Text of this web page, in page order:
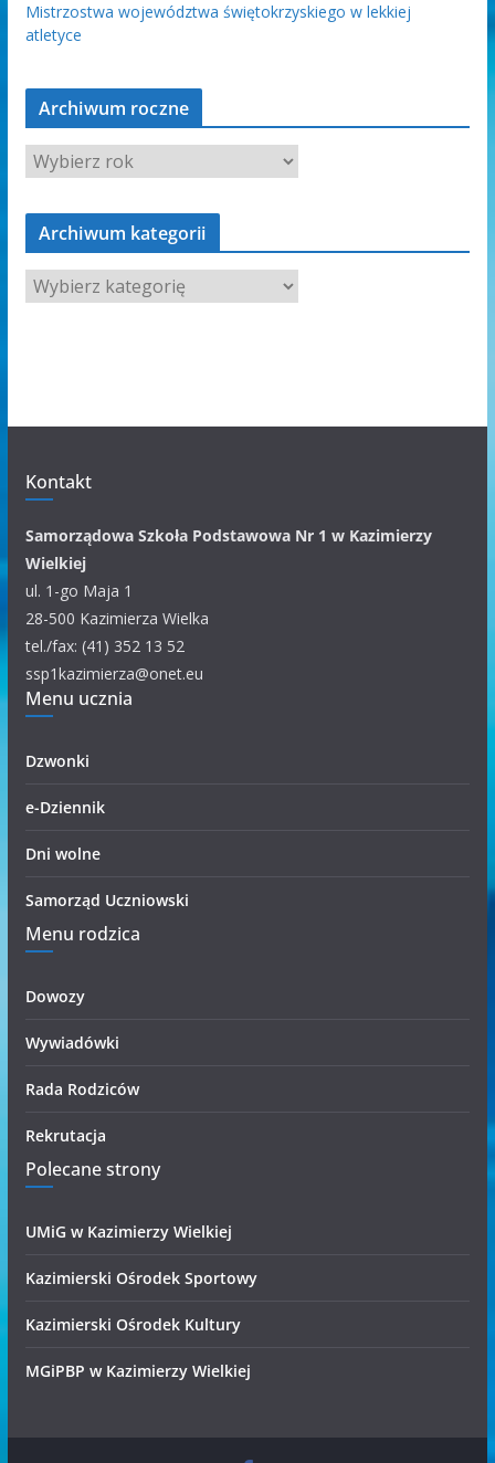
Mistrzostwa województwa świętokrzyskiego w lekkiej
atletyce
Archiwum roczne
Archiwum kategorii
A
r
m
k
a
t
e
g
o
r
i
i
Kontakt
Samorządowa Szkoła Podstawowa Nr 1 w Kazimierzy
Wielkiej
ul. 1-go Maja 1
28-500 Kazimierza Wielka
tel./fax: (41) 352 13 52
ssp1kazimierza@onet.eu
Menu ucznia
Dzwonki
e-Dziennik
Dni wolne
Samorząd Uczniowski
Menu rodzica
Dowozy
Wywiadówki
Rada Rodziców
Rekrutacja
Polecane strony
UMiG w Kazimierzy Wielkiej
Kazimierski Ośrodek Sportowy
Kazimierski Ośrodek Kultury
MGiPBP w Kazimierzy Wielkiej